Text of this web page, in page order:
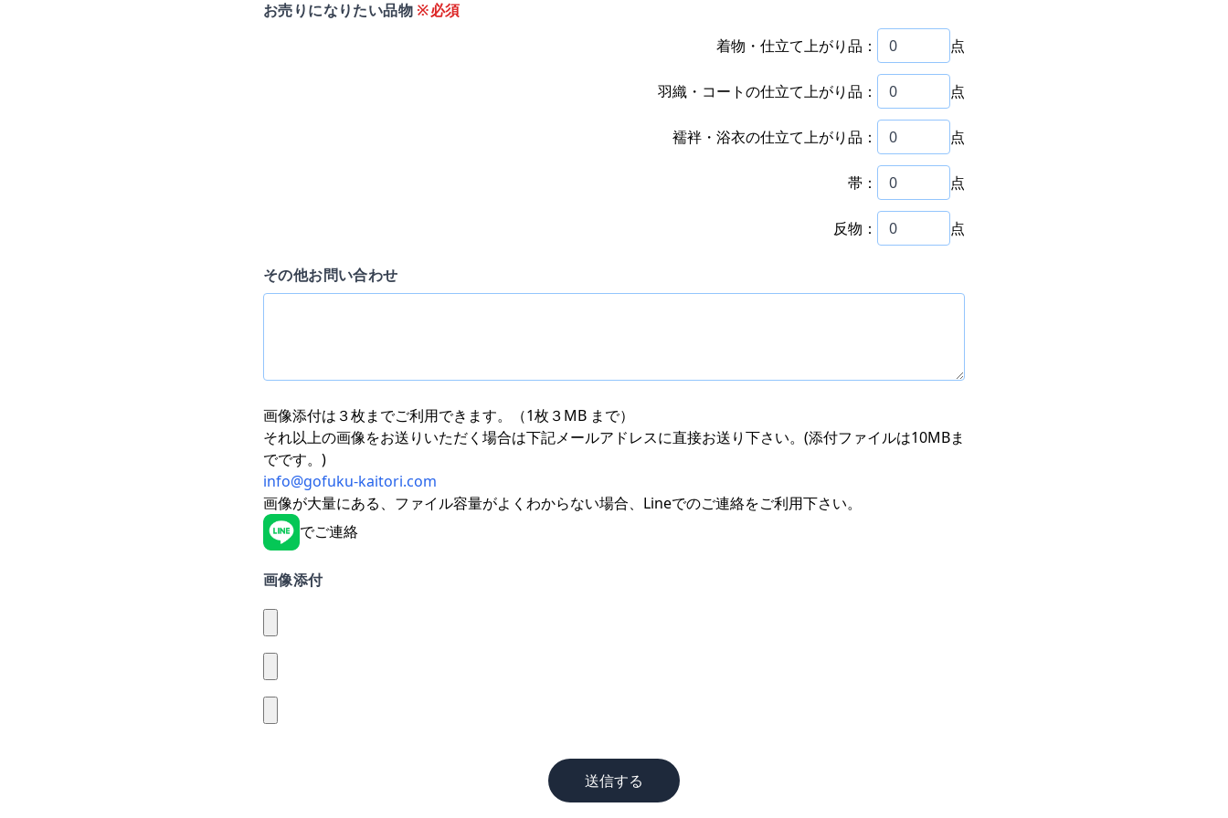
お売りになりたい品物 ※必須
着物・仕立て上がり品：
点
羽織・コートの仕立て上がり品： 点
襦袢・浴衣の仕立て上がり品： 点
帯： 点
反物： 点
その他お問い合わせ
画像添付は３枚までご利用できます。（1枚３MB まで）
それ以上の画像をお送りいただく場合は下記メールアドレスに直接お送り下さい。(添付ファイルは10MBま
でです。)
info@gofuku-kaitori.com
画像が大量にある、ファイル容量がよくわからない場合、Lineでのご連絡をご利用下さい。
でご連絡
画像添付
送信する